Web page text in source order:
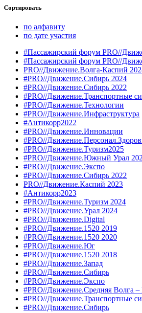
Сортировать
по алфавиту
по дате участия
#Пассажирский форум PRO//
#Пассажирский форум PRO//
PRO//Движение.Волга-Каспий
#PRO//Движение.Сибирь 2024
#PRO//Движение.Сибирь 2022
#PRO//Движение.Транспортные
#PRO//Движение.Технологии
#PRO//Движение.Инфраструктура
#Антикорр2022
#PRO//Движение.Инновации
#PRO//
#PRO//Движение.Туризм2025
#PRO//Движение.Южный Урал
#PRO//Движение.Экспо
#PRO//Движение.Сибирь 2022
PRO//Движение.Каспий 2023
#Антикорр2023
#PRO//Движение.Туризм 2024
#PRO//Движение.Урал 2024
#PRO//Движение.Digital
#PRO//Движение.1520 2019
#PRO//Движение.1520 2020
#PRO//Движение.Юг
#PRO//Движение.1520 2018
#PRO//Движение.Запад
#PRO//Движение.Сибирь
#PRO//Движение.Экспо
#PRO//Движение.Средняя Волга –
#PRO//Движение.Транспортные
#PRO//Движение.Сибирь